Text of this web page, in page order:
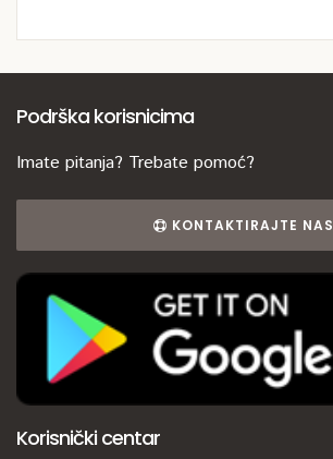
Podrška korisnicima
Imate pitanja? Trebate pomoć?
KONTAKTIRAJTE NAS
Korisnički centar